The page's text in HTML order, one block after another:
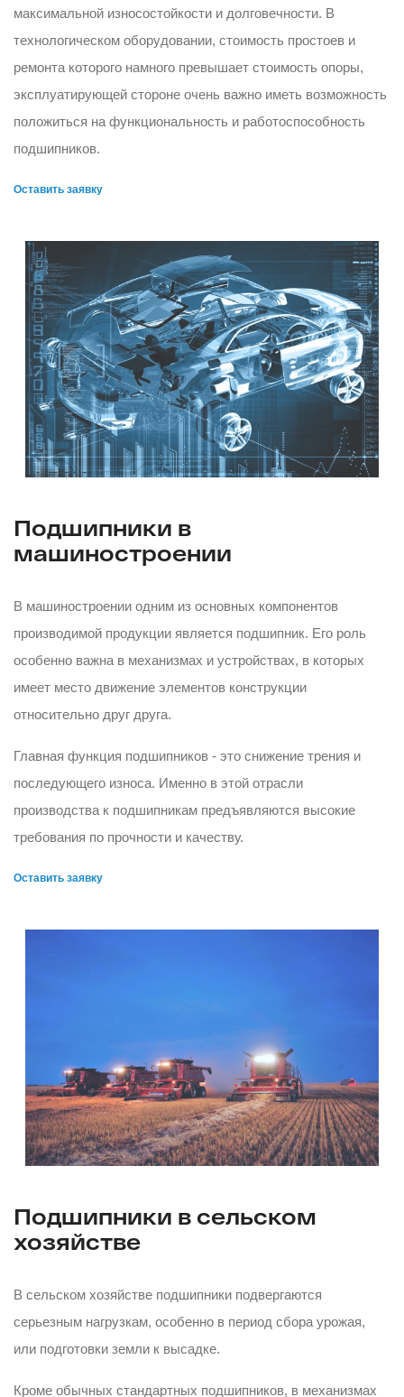
максимальной износостойкости и долговечности. В
технологическом оборудовании, стоимость простоев и
ремонта которого намного превышает стоимость опоры,
эксплуатирующей стороне очень важно иметь возможность
положиться на функциональность и работоспособность
подшипников.
Оставить заявку
Подшипники в
машиностроении
В машиностроении одним из основных компонентов
производимой продукции является подшипник. Его роль
особенно важна в механизмах и устройствах, в которых
имеет место движение элементов конструкции
относительно друг друга.
Главная функция подшипников - это снижение трения и
последующего износа. Именно в этой отрасли
производства к подшипникам предъявляются высокие
требования по прочности и качеству.
Оставить заявку
Подшипники в сельском
хозяйстве
В сельском хозяйстве подшипники подвергаются
серьезным нагрузкам, особенно в период сбора урожая,
или подготовки земли к высадке.
Кроме обычных стандартных подшипников, в механизмах